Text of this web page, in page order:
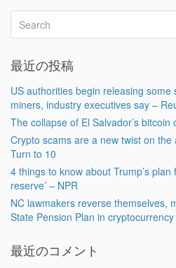
最近の投稿
US authorities begin releasing
miners, industry executives say –
The collapse of El Salvador’s
Crypto scams are a new twist on
Turn to 10
4 things to know about Trump’s plan
reserve’ – NPR
NC lawmakers reverse themselves,
State Pension Plan in
最近のコメント